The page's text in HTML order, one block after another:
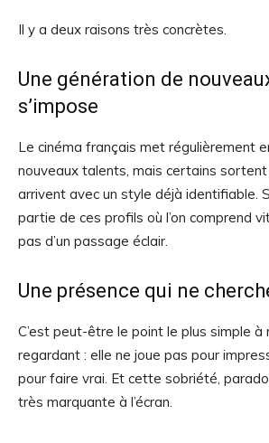
Il y a deux raisons très concrètes.
Une génération de
s’impose
Le cinéma français met régulièrement
nouveaux talents, mais certains sortent
arrivent avec un style déjà identifiable.
partie de ces profils où l’on comprend
pas d’un passage éclair.
Une présence qui ne
C’est peut-être le point le plus simple à
regardant : elle ne joue pas pour
pour faire vrai. Et cette sobriété,
très marquante à l’écran.